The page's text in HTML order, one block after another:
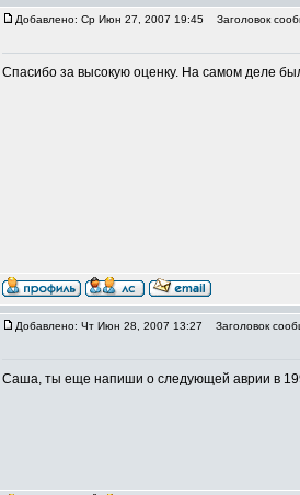
Добавлено: Ср Июн 27, 2007 19:45 Заголовок
Спасибо за высокую оценку. На самом деле
Добавлено: Чт Июн 28, 2007 13:27 Заголовок
Саша, ты еще напиши о следующей аврии в